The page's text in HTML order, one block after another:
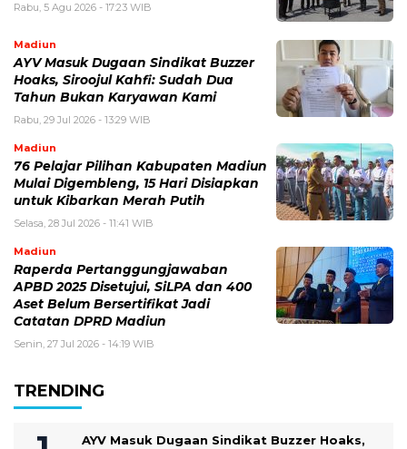
Rabu, 5 Agu 2026 - 17:23 WIB
Madiun
AYV Masuk Dugaan Sindikat Buzzer
Hoaks, Siroojul Kahfi: Sudah Dua
Tahun Bukan Karyawan Kami
Rabu, 29 Jul 2026 - 13:29 WIB
Madiun
76 Pelajar Pilihan Kabupaten Madiun
Mulai Digembleng, 15 Hari Disiapkan
untuk Kibarkan Merah Putih
Selasa, 28 Jul 2026 - 11:41 WIB
Madiun
Raperda Pertanggungjawaban
APBD 2025 Disetujui, SiLPA dan 400
Aset Belum Bersertifikat Jadi
Catatan DPRD Madiun
Senin, 27 Jul 2026 - 14:19 WIB
TRENDING
AYV Masuk Dugaan Sindikat Buzzer Hoaks,